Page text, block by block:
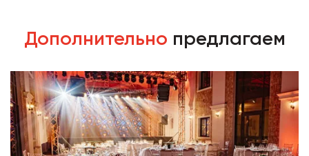
Дополнительно предлагаем